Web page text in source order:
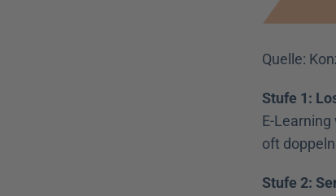
Quelle:
Stufe 1:
E-
oft
Stufe 2: